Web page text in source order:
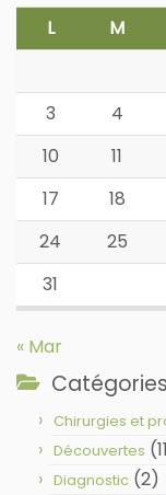
L
M
3
4
10
11
17
18
24
25
31
« Mar
Catégories
Chirurgies et
Découvertes
Diagnostic (2)